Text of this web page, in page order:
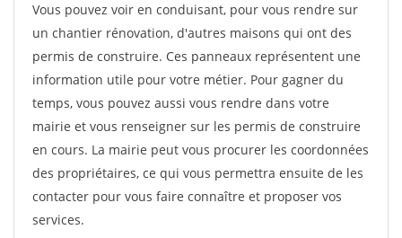
Vous pouvez voir en conduisant, pour vous rendre sur
un chantier rénovation, d'autres maisons qui ont des
permis de construire. Ces panneaux représentent une
information utile pour votre métier. Pour gagner du
temps, vous pouvez aussi vous rendre dans votre
mairie et vous renseigner sur les permis de construire
en cours. La mairie peut vous procurer les coordonnées
des propriétaires, ce qui vous permettra ensuite de les
contacter pour vous faire connaître et proposer vos
services.